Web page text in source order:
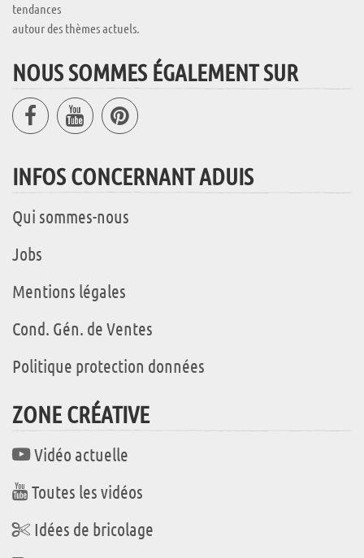
tendances
autour des thèmes actuels.
NOUS SOMMES ÉGALEMENT SUR
INFOS CONCERNANT ADUIS
Qui sommes-nous
Jobs
Mentions légales
Cond. Gén. de Ventes
Politique protection données
ZONE CRÉATIVE
Vidéo actuelle
Toutes les vidéos
Idées de bricolage